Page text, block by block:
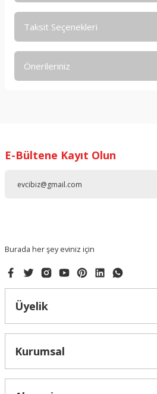
Taksit Seçenekleri
Önerileriniz
Ürün resmi kalitesiz, bozuk veya
E-Bültene Kayıt Olun
Burada her şey eviniz için
Üyelik
Kurumsal